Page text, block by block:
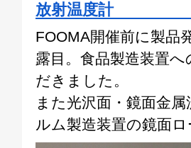
放射温度計
FOOMA開催前に製品
露目。食品製造装置
だきました。
また光沢面・鏡面金
ルム製造装置の鏡面